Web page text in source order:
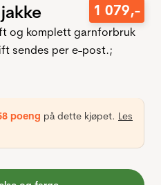
1 079,-
og komplett garnforbruk
sendes per e-post.;
poeng på dette kjøpet. Les